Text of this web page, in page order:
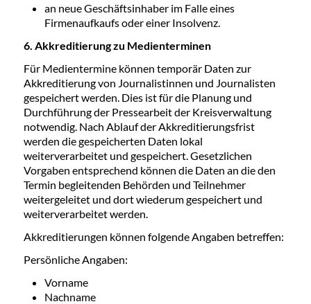
an neue Geschäftsinhaber im Falle eines
Firmenaufkaufs oder einer Insolvenz.
6. Akkreditierung zu Medienterminen
Für Medientermine können temporär Daten zur
Akkreditierung von Journalistinnen und Journalisten
gespeichert werden. Dies ist für die Planung und
Durchführung der Pressearbeit der Kreisverwaltung
notwendig. Nach Ablauf der Akkreditierungsfrist
werden die gespeicherten Daten lokal
weiterverarbeitet und gespeichert. Gesetzlichen
Vorgaben entsprechend können die Daten an die den
Termin begleitenden Behörden und Teilnehmer
weitergeleitet und dort wiederum gespeichert und
weiterverarbeitet werden.
Akkreditierungen können folgende Angaben betreffen:
Persönliche Angaben:
Vorname
Nachname